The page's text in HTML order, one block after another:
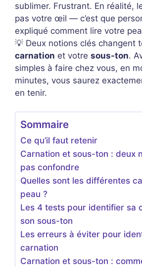
sublimer. Frustrant. En réalité,
pas votre œil — c’est que
expliqué comment lire votre
💡 Deux notions clés changent
carnation et votre sous-ton.
simples à faire chez vous, en
minutes, vous saurez
en tenir.
Sommaire
Ce qu’il faut retenir
Carnation et sous-ton : deux
pas confondre
Quelles sont les différentes
peau ?
Les 4 tests pour identifier sa
son sous-ton
Les erreurs à éviter pour
carnation
Carnation et sous-ton :